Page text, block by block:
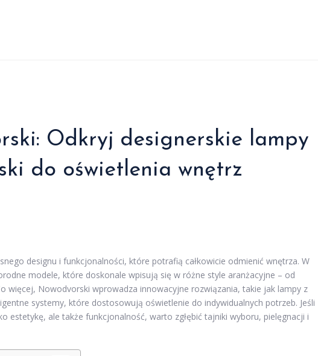
Odkryj designerskie lampy
do oświetlenia wnętrz
designu i funkcjonalności, które potrafią całkowicie odmienić wnętrza. W
modele, które doskonale wpisują się w różne style aranżacyjne – od
więcej, Nowodvorski wprowadza innowacyjne rozwiązania, takie jak lampy z
systemy, które dostosowują oświetlenie do indywidualnych potrzeb. Jeśli
estetykę, ale także funkcjonalność, warto zgłębić tajniki wyboru, pielęgnacji i